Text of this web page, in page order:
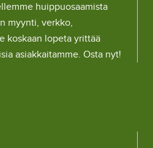
huippuosaamista
myynti, verkko,
koskaan lopeta yrittää
asiakkaitamme. Osta nyt!